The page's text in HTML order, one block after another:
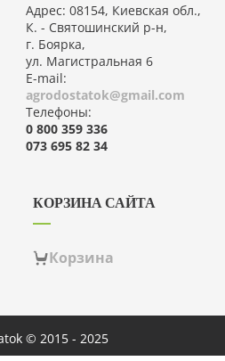
Адрес: 08154, Киевская обл.,
К. - Святошинский р-н,
г. Боярка,
ул. Магистральная 6
E-mail:
agrodostatok@gmail.com
Телефоны:
0 800 359 336
073 695 82 34
КОРЗИНА САЙТА
Корзина
© 2015 - 2025